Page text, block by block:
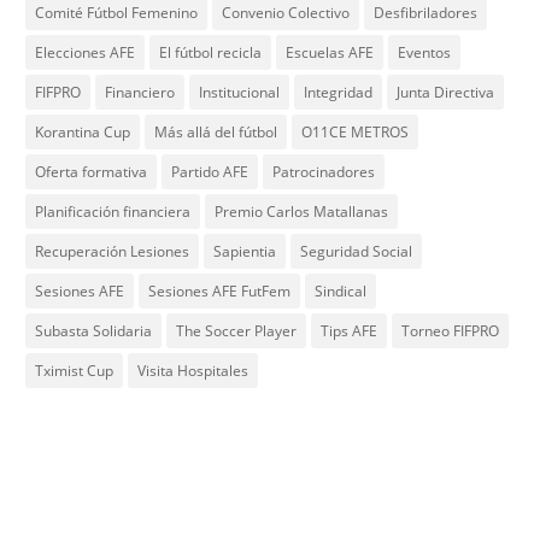
Comité Fútbol Femenino
Convenio Colectivo
Desfibriladores
Elecciones AFE
El fútbol recicla Escuelas AFE
Eventos
FIFPRO
Financiero Institucional Integridad
Junta Directiva
Korantina Cup
Más allá del fútbol
O11CE METROS
Oferta formativa
Partido AFE
Patrocinadores
Planificación financiera
Premio Carlos Matallanas
Recuperación Lesiones
Sapientia
Seguridad Social
Sesiones AFE
Sesiones AFE FutFem
Sindical
Subasta Solidaria
The Soccer Player Tips AFE
Torneo FIFPRO
Tximist Cup
Visita Hospitales